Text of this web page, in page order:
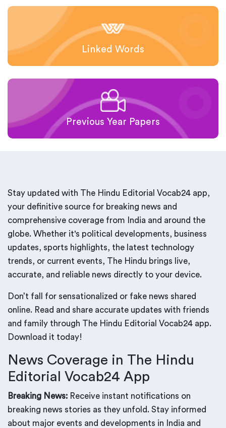
Linked Words
Previous Year Papers
Stay updated with The Hindu Editorial Vocab24 app,
your definitive source for breaking news and
comprehensive coverage from India and around the
globe. Whether it's political developments, business
updates, sports highlights, the latest technology
trends, or current events, The Hindu brings live,
accurate, and reliable news directly to your device.
Don’t fall for sensationalized or fake news shared
online. Read and share accurate updates with friends
and family through The Hindu Editorial Vocab24 app.
Download it today!
News Coverage in The Hindu
Editorial Vocab24 App
Breaking News: Receive instant notifications on
breaking news stories as they unfold. Stay informed
about major events and developments in India and